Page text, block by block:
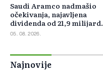
Saudi Aramco nadmašio
očekivanja, najavljena
dividenda od 21,9 milijardi
dolara
05. 08. 2026.
Najnovije